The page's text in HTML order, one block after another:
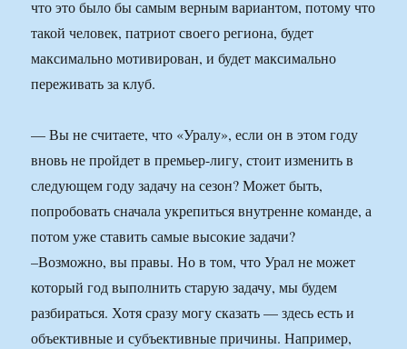
что это было бы самым верным вариантом, потому что
такой человек, патриот своего региона, будет
максимально мотивирован, и будет максимально
переживать за клуб.
— Вы не считаете, что «Уралу», если он в этом году
вновь не пройдет в премьер-лигу, стоит изменить в
следующем году задачу на сезон? Может быть,
попробовать сначала укрепиться внутренне команде, а
потом уже ставить самые высокие задачи?
–Возможно, вы правы. Но в том, что Урал не может
который год выполнить старую задачу, мы будем
разбираться. Хотя сразу могу сказать — здесь есть и
объективные и субъективные причины. Например,